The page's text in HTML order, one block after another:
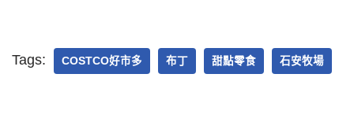
Tags: COSTCO好市多 布丁 甜點零食 石安牧場